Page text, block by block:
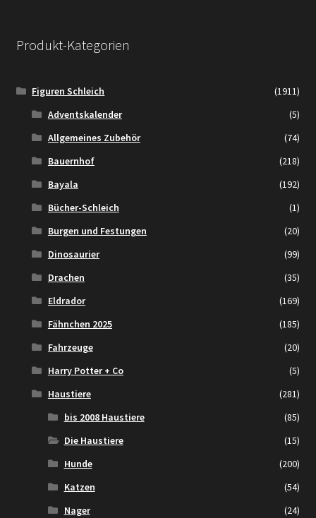
Produkt-Kategorien
Figuren Schleich
(1911)
Adventskalender
(5)
Allgemeines Zubehör
(74)
Bauernhof
(218)
Bayala
(192)
Bücher-Schleich
(1)
Burgen und Festungen
(20)
Dinosaurier
(99)
Drachen
(35)
Eldrador
(169)
Fähnchen 2025
(185)
Fahrzeuge
(20)
Harry Potter + Co
(5)
Haustiere
(281)
bis 2008 Haustiere
(85)
Die Haustiere
(15)
Hunde
(200)
Katzen
(54)
Nager
(24)